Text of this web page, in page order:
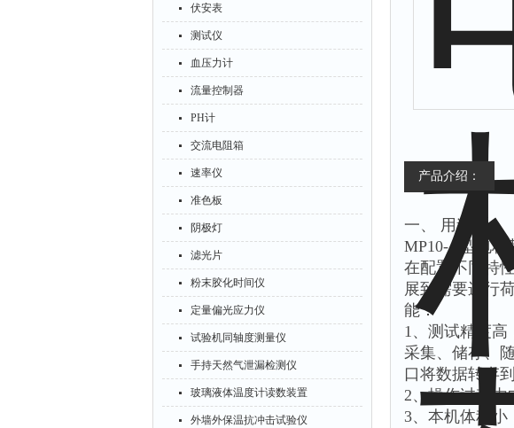
伏安表
测试仪
血压力计
流量控制器
PH计
交流电阻箱
速率仪
准色板
阴极灯
滤光片
粉末胶化时间仪
定量偏光应力仪
试验机同轴度测量仪
手持天然气泄漏检测仪
玻璃液体温度计读数装置
外墙外保温抗冲击试验仪
产品介绍：
一、 用途：
MP10-A型电杆
在配置不同特
展到需要进行
能：
1、测试精度
采集、储存、
口将数据转存
2、操作过程由
3、本机体积小